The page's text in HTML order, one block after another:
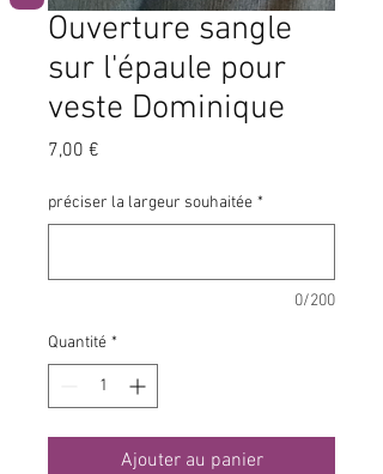
Ouverture sangle
sur l'épaule pour
veste Dominique
7,00 €
préciser la largeur souhaitée *
0/200
Quantité *
Ajouter au panier